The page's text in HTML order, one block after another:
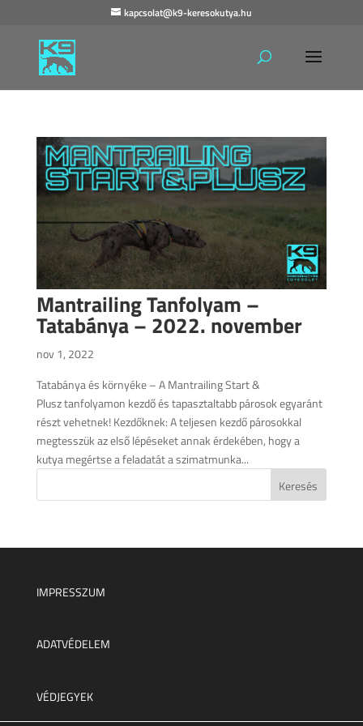
kapcsolat@k9-keresokutya.hu
Mantrailing Tanfolyam –
Tatabánya – 2022. november
nov 1, 2022
Tatabánya és környéke – A Mantrailing Start &
Plusz tanfolyamon kezdő és tapasztaltabb párosok egyaránt
részt vehetnek! Kezdőknek: A teljesen kezdő párosokkal
megtesszük az első lépéseket annak érdekében, hogy a
kutya megértse a feladatát a szimatmunka...
IMPRESSZUM
ADATVÉDELEM
VÉDJEGYEK